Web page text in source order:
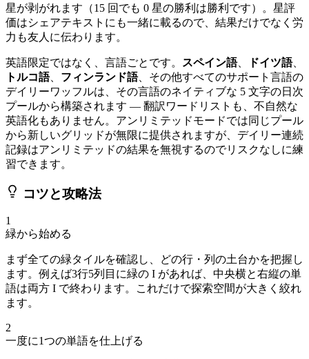
星が剥がれます（15 回でも 0 星の勝利は勝利です）。星評
価はシェアテキストにも一緒に載るので、結果だけでなく労
力も友人に伝わります。
英語限定ではなく、言語ごとです。 スペイン語、 ドイツ語、
トルコ語、 フィンランド語、その他すべてのサポート言語の
デイリーワッフルは、その言語のネイティブな 5 文字の日次
プールから構築されます — 翻訳ワードリストも、不自然な
英語化もありません。アンリミテッドモードでは同じプール
から新しいグリッドが無限に提供されますが、デイリー連続
記録はアンリミテッドの結果を無視するのでリスクなしに練
習できます。
コツと攻略法
1
緑から始める
まず全ての緑タイルを確認し、どの行・列の土台かを把握し
ます。例えば3行5列目に緑の I があれば、中央横と右縦の単
語は両方 I で終わります。これだけで探索空間が大きく絞れ
ます。
2
一度に1つの単語を仕上げる